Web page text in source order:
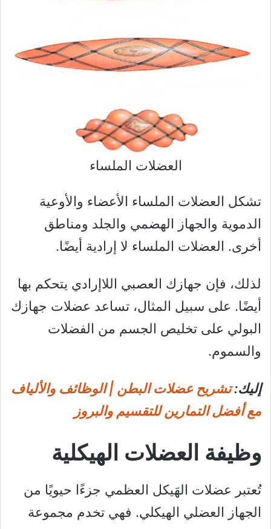
العضلات الملساء
تشكل العضلات الملساء الأعضاء والأوعية
الدموية والجهاز الهضمي والجلد ومناطق
أخرى. العضلات الملساء لا إرادية أيضًا.
لذلك، فإن جهازك العصبي اللاإرادي يتحكم بها
أيضًا. على سبيل المثال، تساعد عضلات جهازك
البولي على تخليص الجسم من الفضلات
والسموم.
إليك:تشريح عضلات البطن | الوظائف والألياف
مع أفضل التمارين للتقسيم والبروز
وظيفة العضلات الهيكلية
تُعتبر عضلات الهَيكل العظمي جزءًا حيويًا من
الجهاز العضلي الهيكلي. فهي تخدم مجموعة